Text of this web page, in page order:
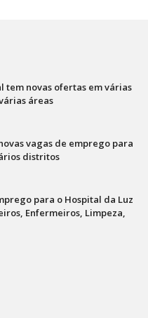
tem novas ofertas em várias
áreas
vagas de emprego para
distritos
para o Hospital da Luz
Enfermeiros, Limpeza,